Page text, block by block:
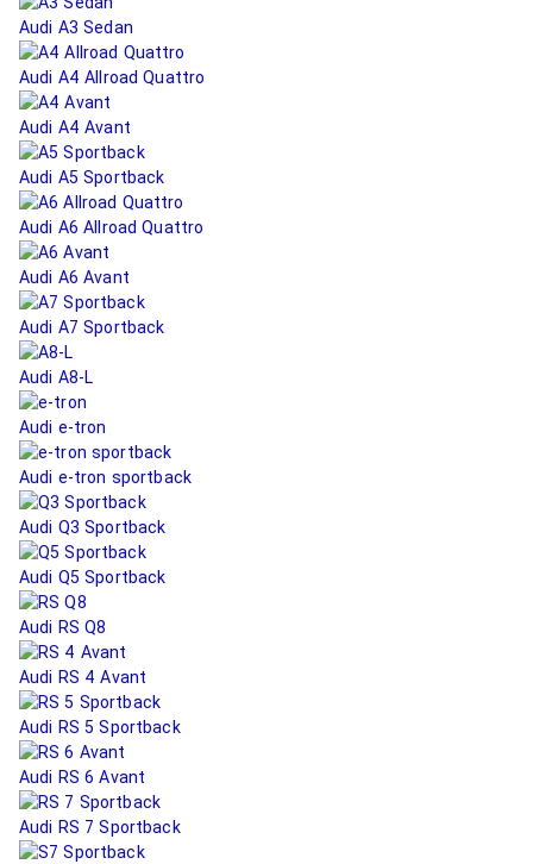
Audi A3 Sedan
Audi A4 Allroad Quattro
Audi A4 Avant
Audi A5 Sportback
Audi A6 Allroad Quattro
Audi A6 Avant
Audi A7 Sportback
Audi A8-L
Audi e-tron
Audi e-tron sportback
Audi Q3 Sportback
Audi Q5 Sportback
Audi RS Q8
Audi RS 4 Avant
Audi RS 5 Sportback
Audi RS 6 Avant
Audi RS 7 Sportback